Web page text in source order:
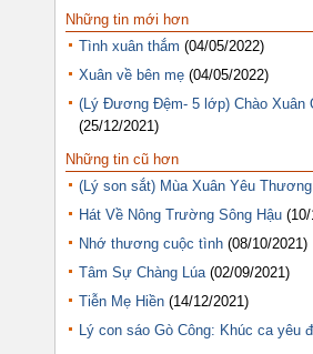
Những tin mới hơn
Tình xuân thắm (04/05/2022)
Xuân về bên mẹ (04/05/2022)
(Lý Đương Đệm- 5 lớp) Chào Xuân
(25/12/2021)
Những tin cũ hơn
(Lý son sắt) Mùa Xuân Yêu Thương
Hát Về Nông Trường Sông Hậu
Nhớ thương cuộc tình (08/10/2021)
Tâm Sự Chàng Lúa (02/09/2021)
Tiễn Mẹ Hiền (14/12/2021)
Lý con sáo Gò Công: Khúc ca yêu